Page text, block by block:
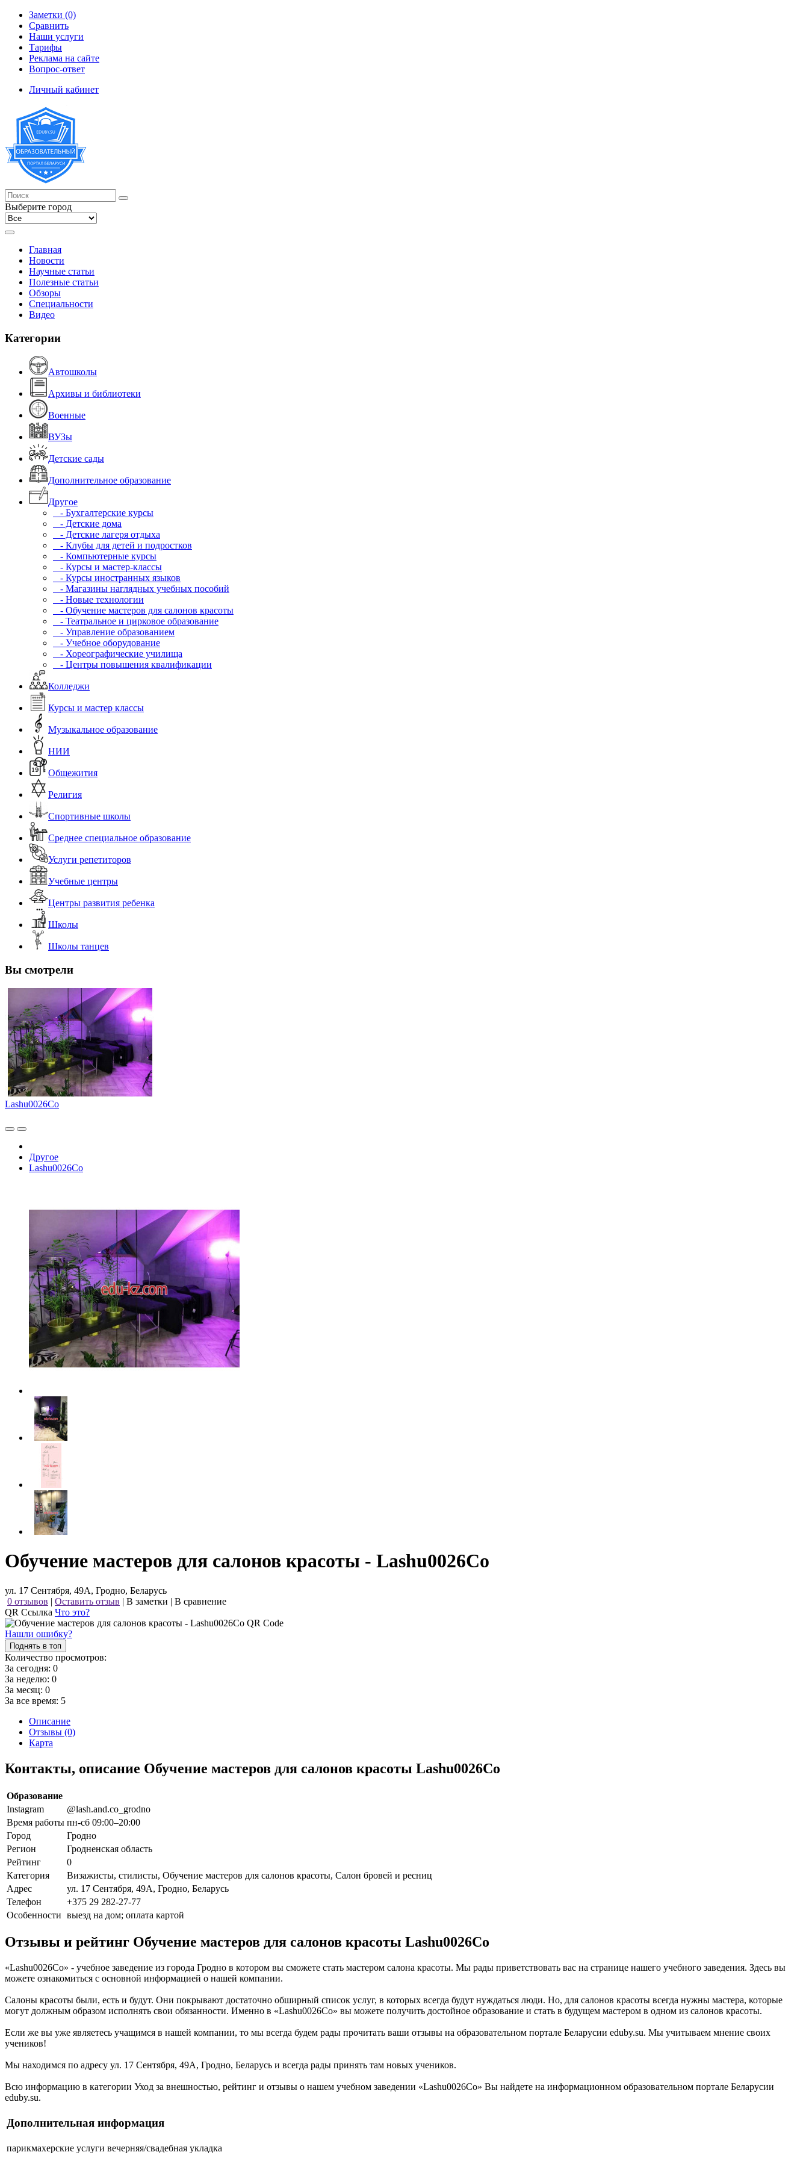
Заметки (0)
Сравнить
Наши услуги
Тарифы
Реклама на сайте
Вопрос-ответ
Личный кабинет
Выберите город
Главная
Новости
Научные статьи
Полезные статьи
Обзоры
Специальности
Видео
Категории
Автошколы
Архивы и библиотеки
Военные
ВУЗы
Детские сады
Дополнительное образование
Другое
- Бухгалтерские курсы
- Детские дома
- Детские лагеря отдыха
- Клубы для детей и подростков
- Компьютерные курсы
- Курсы и мастер-классы
- Курсы иностранных языков
- Магазины наглядных учебных пособий
- Новые технологии
- Обучение мастеров для салонов красоты
- Театральное и цирковое образование
- Управление образованием
- Учебное оборудование
- Хореографические училища
- Центры повышения квалификации
Колледжи
Курсы и мастер классы
Музыкальное образование
НИИ
Общежития
Религия
Спортивные школы
Среднее специальное образование
Услуги репетиторов
Учебные центры
Центры развития ребенка
Школы
Школы танцев
Вы смотрели
Lashu0026Co
Другое
Lashu0026Co
Обучение мастеров для салонов красоты - Lashu0026Co
ул. 17 Сентября, 49А, Гродно, Беларусь
0 отзывов | Оставить отзыв | В заметки | В сравнение
QR Ссылка Что это?
Нашли ошибку?
Поднять в топ
Количество просмотров:
За сегодня: 0
За неделю: 0
За месяц: 0
За все время: 5
Описание
Отзывы (0)
Карта
Контакты, описание Обучение мастеров для салонов красоты Lashu0026Co
Образование
Instagram
@lash.and.co_grodno
Время работы пн-сб 09:00–20:00
Город
Гродно
Регион
Гродненская область
Рейтинг
0
Категория
Визажисты, стилисты, Обучение мастеров для салонов красоты, Салон бровей и ресниц
Адрес
ул. 17 Сентября, 49А, Гродно, Беларусь
Телефон
+375 29 282-27-77
Особенности выезд на дом; оплата картой
Отзывы и рейтинг Обучение мастеров для салонов красоты Lashu0026Co
«Lashu0026Co» - учебное заведение из города Гродно в котором вы сможете стать мастером салона красоты. Мы рады приветствовать вас на странице нашего учебного заведения. Здесь вы
можете ознакомиться с основной информацией о нашей компании.
Салоны красоты были, есть и будут. Они покрывают достаточно обширный список услуг, в которых всегда будут нуждаться люди. Но, для салонов красоты всегда нужны мастера, которые
могут должным образом исполнять свои обязанности. Именно в «Lashu0026Co» вы можете получить достойное образование и стать в будущем мастером в одном из салонов красоты.
Если же вы уже являетесь учащимся в нашей компании, то мы всегда будем рады прочитать ваши отзывы на образовательном портале Беларусии eduby.su. Мы учитываем мнение своих
учеников!
Мы находимся по адресу ул. 17 Сентября, 49А, Гродно, Беларусь и всегда рады принять там новых учеников.
Всю информацию в категории Уход за внешностью, рейтинг и отзывы о нашем учебном заведении «Lashu0026Co» Вы найдете на информационном образовательном портале Беларусии
eduby.su.
Дополнительная информация
парикмахерские услуги вечерняя/свадебная укладка